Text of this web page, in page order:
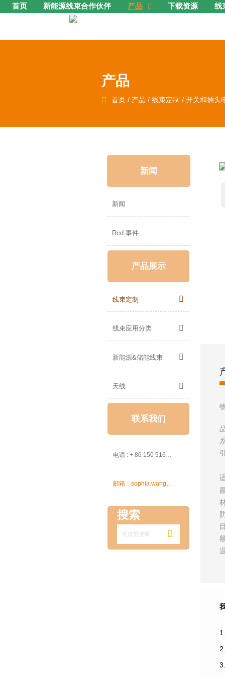
首页 新能源线束合作伙伴 产品  下载资源 线
产品
 首页/ 产品 / 线束定制 / 开关和插头
新闻
新闻
Rcd 事件
产品展示
线束定制 
线束应用分类 
新能源&储能线束 
天线 
联系我们
电话 : + 86 150 5162 5639

搜索
